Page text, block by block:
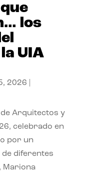
los
UIA
2026
Arquitectos y
celebrado en
por un
diferentes
Mariona